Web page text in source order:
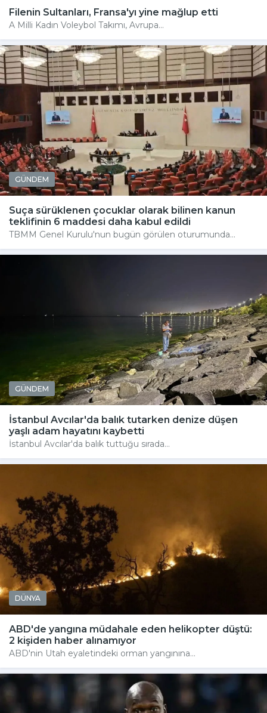
Filenin Sultanları, Fransa'yı yine mağlup etti
A Milli Kadın Voleybol Takımı, Avrupa...
GÜNDEM
Suça sürüklenen çocuklar olarak bilinen kanun
teklifinin 6 maddesi daha kabul edildi
TBMM Genel Kurulu'nun bugün görülen oturumunda...
GÜNDEM
İstanbul Avcılar'da balık tutarken denize düşen
yaşlı adam hayatını kaybetti
İstanbul Avcılar'da balık tuttuğu sırada...
DÜNYA
ABD'de yangına müdahale eden helikopter düştü:
2 kişiden haber alınamıyor
ABD'nin Utah eyaletindeki orman yangınına...